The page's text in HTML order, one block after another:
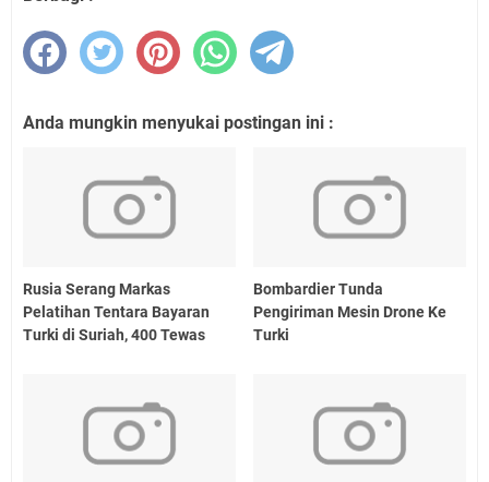
Anda mungkin menyukai postingan ini :
Rusia Serang Markas
Pelatihan Tentara Bayaran
Turki di Suriah, 400 Tewas
Bombardier Tunda
Pengiriman Mesin Drone Ke
Turki